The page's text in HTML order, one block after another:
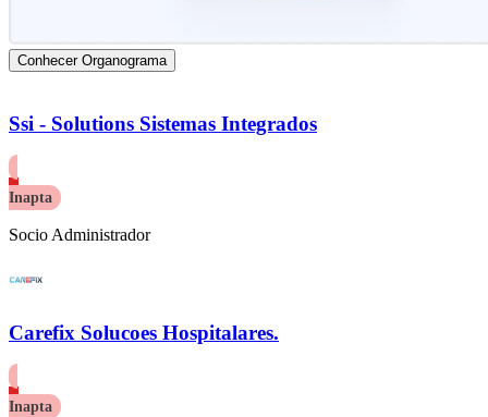
Conhecer Organograma
Ssi - Solutions Sistemas Integrados
Inapta
Socio Administrador
Carefix Solucoes Hospitalares.
Inapta